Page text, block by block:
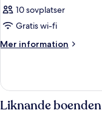
10 sovplatser
Gratis wi-fi
Mer information
Mer
Liknande boenden